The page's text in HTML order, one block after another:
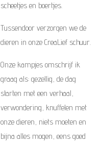
scheetjes en boertjes.
Tussendoor verzorgen we de
dieren in onze CreaLief schuur.
Onze kampjes omschrijf ik
graag als: gezellig, de dag
starten met een verhaal,
verwondering, knuffelen met
onze dieren, niets moeten en
bijna alles mogen, eens goed